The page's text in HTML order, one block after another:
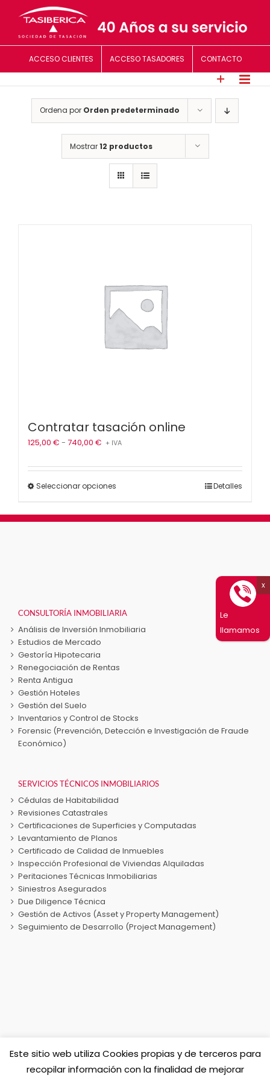
ACCESO CLIENTES ACCESO TASADORES CONTACTO
Ordena por Orden predeterminado
Mostrar12 productos
Contratar tasación online
125,00 € - 740,00 € Rango
precios:
740,00 €
+ IVA
Seleccionar opciones
múltiples
en
la
producto
Detalles
CONSULTORÍA INMOBILIARIA
Análisis de Inversión Inmobiliaria
Estudios de Mercado
Gestoría Hipotecaria
Renegociación de Rentas
Renta Antigua
Gestión Hoteles
Gestión del Suelo
Inventarios y Control de Stocks
Forensic (Prevención, Detección e Investigación de Fraude
Económico)
SERVICIOS TÉCNICOS INMOBILIARIOS
Cédulas de Habitabilidad
Revisiones Catastrales
Certificaciones de Superficies y Computadas
Levantamiento de Planos
Certificado de Calidad de Inmuebles
Inspección Profesional de Viviendas Alquiladas
Peritaciones Técnicas Inmobiliarias
Siniestros Asegurados
Due Diligence Técnica
Gestión de Activos (Asset y Property Management)
Seguimiento de Desarrollo (Project Management)
Sociedad de Tasación TASIBERICA
Este sitio web utiliza Cookies propias y de terceros para
recopilar información con la finalidad de mejorar
Le
llamamos